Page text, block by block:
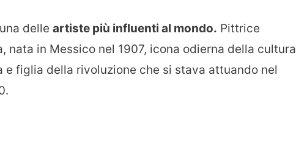
delle artiste più influenti al mondo. Pittrice
in Messico nel 1907, icona odierna della cultura
figlia della rivoluzione che si stava attuando nel